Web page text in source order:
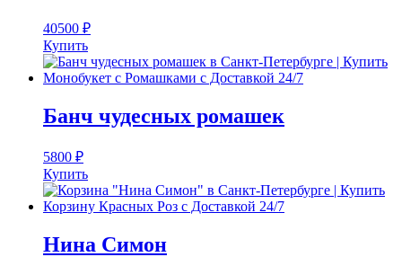
40500 ₽
Купить
Банч чудесных ромашек
5800 ₽
Купить
Нина Симон